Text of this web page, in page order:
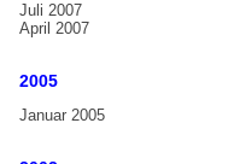
Juli 2007
April 2007
2005
Januar 2005